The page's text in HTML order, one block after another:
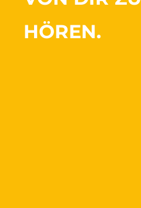
HÖREN.